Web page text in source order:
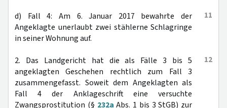
11
d) Fall 4: Am 6. Januar 2017 bewahrte der
Angeklagte unerlaubt zwei stählerne Schlagringe
in seiner Wohnung auf.
12
2. Das Landgericht hat die als Fälle 3 bis 5
angeklagten Geschehen rechtlich zum Fall 3
zusammengefasst. Soweit dem Angeklagten als
Fall 4 der Anklageschrift eine versuchte
Zwangsprostitution (§ 232a Abs. 1 bis 3 StGB) zur